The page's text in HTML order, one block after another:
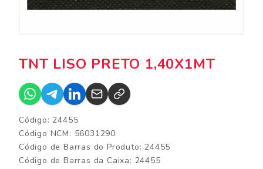
TNT LISO PRETO 1,40X1MT
Código: 24455
Código NCM: 56031290
Código de Barras do Produto: 24455
Código de Barras da Caixa: 24455